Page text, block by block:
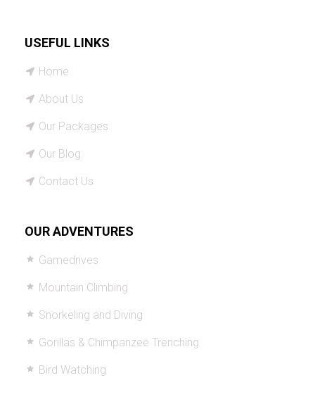
USEFUL LINKS
Home
About Us
Our Packages
Our Blog
Contact Us
OUR ADVENTURES
Gamedrives
Mountain Climbing
Snorkeling and Diving
Gorillas & Chimpanzee Trenching
Bird Watching